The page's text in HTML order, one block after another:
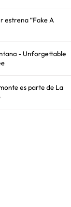
estrena “Fake A
- Unforgettable
es parte de La